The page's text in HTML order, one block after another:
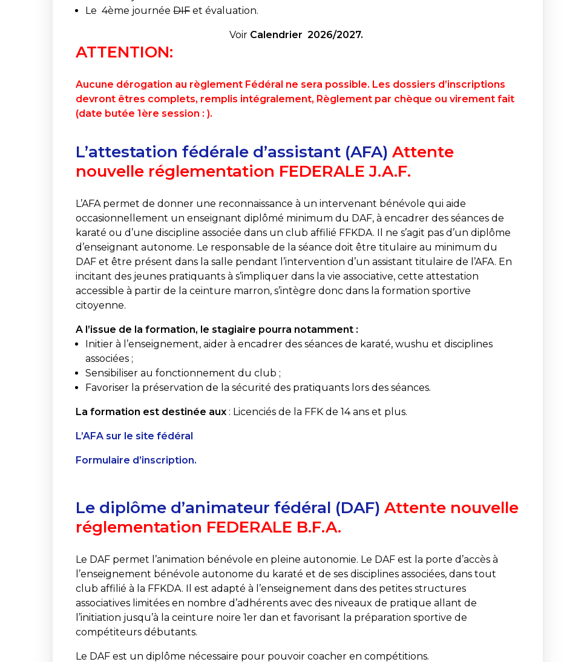
Le 4ème journéeDIFet évaluation.
Voir Calendrier 2026/2027.
ATTENTION:
Aucune dérogation au règlement Fédéral ne sera possible. Les dossiers d’inscriptions
devront êtres complets, remplis intégralement, Règlement par chèque ou virement fait
(date butée 1ère session : ).
L’attestation fédérale d’assistant (AFA) Attente
nouvelle réglementation FEDERALE J.A.F.
L’AFA permet de donner une reconnaissance à un intervenant bénévole qui aide
occasionnellement un enseignant diplômé minimum du DAF, à encadrer des séances de
karaté ou d’une discipline associée dans un club affilié FFKDA. Il ne s’agit pas d’un diplôme
d’enseignant autonome. Le responsable de la séance doit être titulaire au minimum du
DAF et être présent dans la salle pendant l’intervention d’un assistant titulaire de l’AFA. En
incitant des jeunes pratiquants à s’impliquer dans la vie associative, cette attestation
accessible à partir de la ceinture marron, s’intègre donc dans la formation sportive
citoyenne.
A l’issue de la formation, le stagiaire pourra notamment :
Initier à l’enseignement, aider à encadrer des séances de karaté, wushu et disciplines
associées ;
Sensibiliser au fonctionnement du club ;
Favoriser la préservation de la sécurité des pratiquants lors des séances.
La formation est destinée aux: Licenciés de la FFK de 14 ans et plus.
L’AFA sur le site fédéral
Formulaire d’inscription.
Le diplôme d’animateur fédéral (DAF) Attente nouvelle
réglementation FEDERALE B.F.A.
Le DAF permet l’animation bénévole en pleine autonomie. Le DAF est la porte d’accès à
l’enseignement bénévole autonome du karaté et de ses disciplines associées, dans tout
club affilié à la FFKDA. Il est adapté à l’enseignement dans des petites structures
associatives limitées en nombre d’adhérents avec des niveaux de pratique allant de
l’initiation jusqu’à la ceinture noire 1er dan et favorisant la préparation sportive de
compétiteurs débutants.
Le DAF est un diplôme nécessaire pour pouvoir coacher en compétitions.